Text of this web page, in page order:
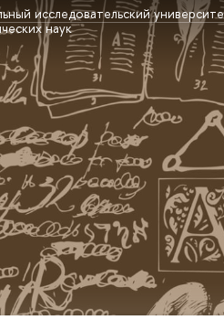
исследовательский
наук